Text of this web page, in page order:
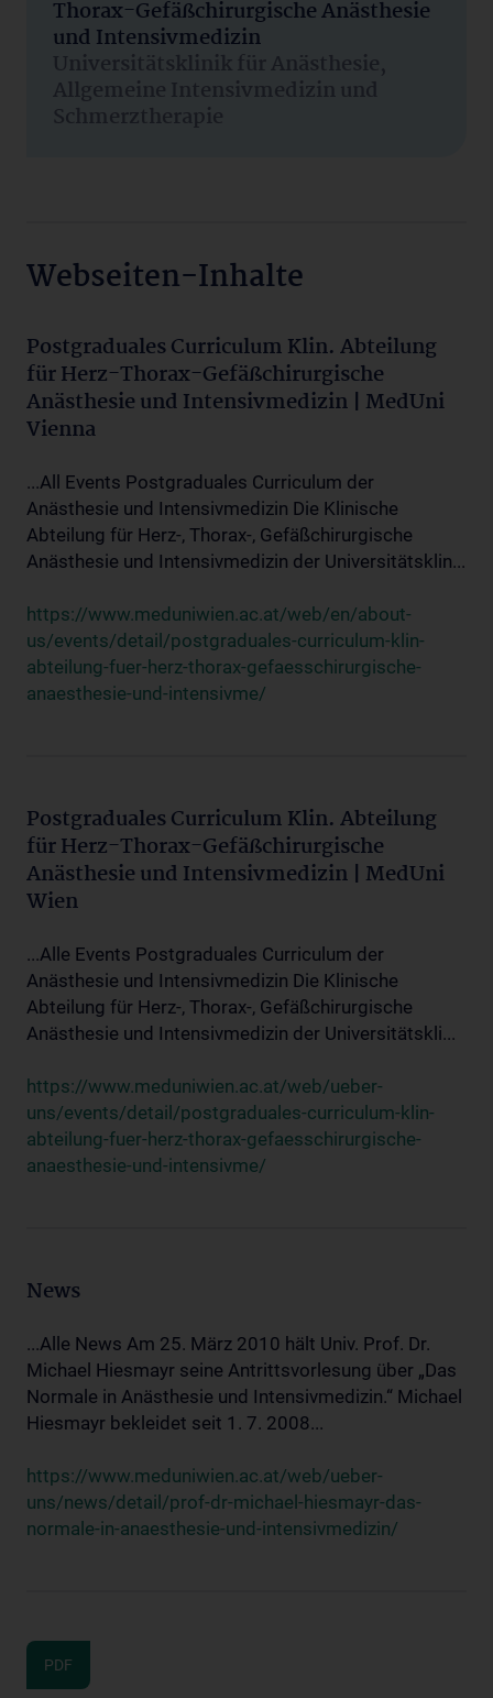
Thorax-Gefäßchirurgische Anästhesie
und Intensivmedizin
Universitätsklinik für Anästhesie,
Allgemeine Intensivmedizin und
Schmerztherapie
Webseiten-Inhalte
Postgraduales Curriculum Klin. Abteilung
für Herz-Thorax-Gefäßchirurgische
Anästhesie und Intensivmedizin | MedUni
Vienna
...All Events Postgraduales Curriculum der
Anästhesie und Intensivmedizin Die Klinische
Abteilung für Herz-, Thorax-, Gefäßchirurgische
Anästhesie und Intensivmedizin der Universitätsklin...
https://www.meduniwien.ac.at/web/en/about-
us/events/detail/postgraduales-curriculum-klin-
abteilung-fuer-herz-thorax-gefaesschirurgische-
anaesthesie-und-intensivme/
Postgraduales Curriculum Klin. Abteilung
für Herz-Thorax-Gefäßchirurgische
Anästhesie und Intensivmedizin | MedUni
Wien
...Alle Events Postgraduales Curriculum der
Anästhesie und Intensivmedizin Die Klinische
Abteilung für Herz-, Thorax-, Gefäßchirurgische
Anästhesie und Intensivmedizin der Universitätskli...
https://www.meduniwien.ac.at/web/ueber-
uns/events/detail/postgraduales-curriculum-klin-
abteilung-fuer-herz-thorax-gefaesschirurgische-
anaesthesie-und-intensivme/
News
...Alle News Am 25. März 2010 hält Univ. Prof. Dr.
Michael Hiesmayr seine Antrittsvorlesung über „Das
Normale in Anästhesie und Intensivmedizin.“ Michael
Hiesmayr bekleidet seit 1. 7. 2008...
https://www.meduniwien.ac.at/web/ueber-
uns/news/detail/prof-dr-michael-hiesmayr-das-
normale-in-anaesthesie-und-intensivmedizin/
PDF